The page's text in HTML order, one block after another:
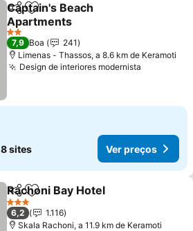
PartilharAdicionar aos favoritos
Captain's Beach
Apartments
2 Estrelas
7,9 Boa
241
Limenas - Thassos, a 8.6 km de Keramoti
Design de interiores modernista
8 sites Ver preços
PartilharAdicionar aos favoritos
Rachoni Bay Hotel
3 Estrelas
6,2
1.116
Skala Rachoni, a 11.9 km de Keramoti